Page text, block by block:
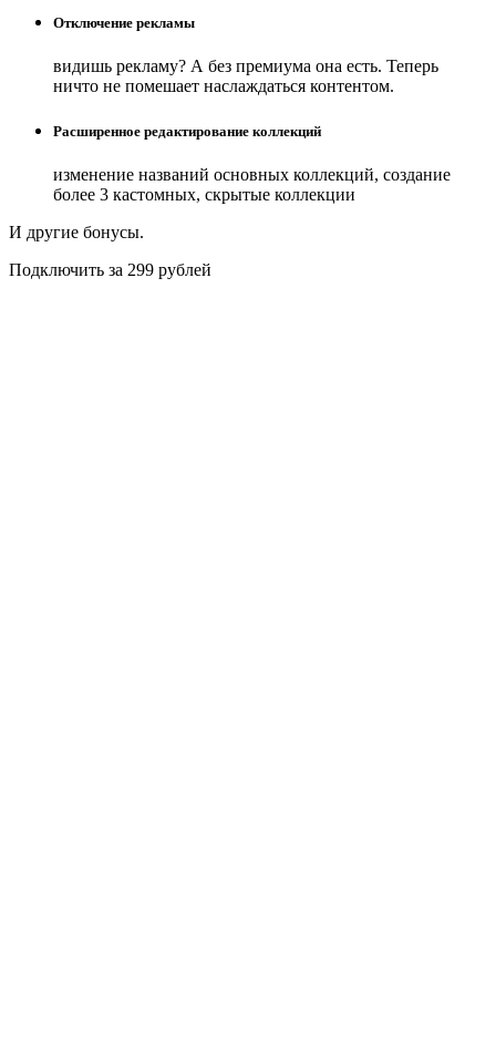
Отключение рекламы
видишь рекламу? А без премиума она есть. Теперь
ничто не помешает наслаждаться контентом.
Расширенное редактирование коллекций
изменение названий основных коллекций, создание
более 3 кастомных, скрытые коллекции
И другие бонусы.
Подключить за 299 рублей